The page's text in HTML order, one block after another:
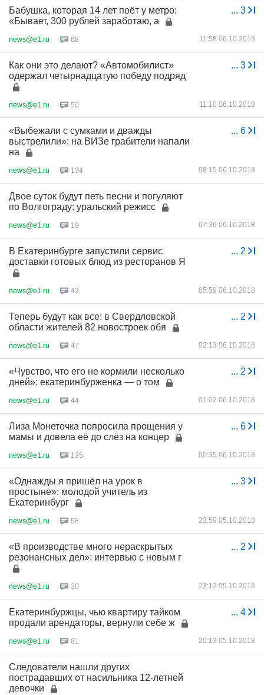
... 3
Бабушка, которая 14 лет поёт у метро:
«Бывает, 300 рублей заработаю, а
news@e1.ru 68 11:58 06.10.2018
... 3
Как они это делают? «Автомобилист»
одержал четырнадцатую победу подряд
news@e1.ru 50 11:10 06.10.2018
... 6
«Выбежали с сумками и дважды
выстрелили»: на ВИЗе грабители напали
на
news@e1.ru 134 08:15 06.10.2018
Двое суток будут петь песни и погуляют
по Волгограду: уральский режисс
news@e1.ru 19 07:36 06.10.2018
... 2
В Екатеринбурге запустили сервис
доставки готовых блюд из ресторанов Я
news@e1.ru 42 05:59 06.10.2018
... 2
Теперь будут как все: в Свердловской
области жителей 82 новостроек обя
news@e1.ru 47 02:13 06.10.2018
... 2
«Чувство, что его не кормили несколько
дней»: екатеринбурженка — о том
news@e1.ru 44 01:02 06.10.2018
... 6
Лиза Монеточка попросила прощения у
мамы и довела её до слёз на концер
news@e1.ru 135 00:35 06.10.2018
... 3
«Однажды я пришёл на урок в
простыне»: молодой учитель из
Екатеринбург
news@e1.ru 58 23:59 05.10.2018
... 2
«В производстве много нераскрытых
резонансных дел»: интервью с новым г
news@e1.ru 30 23:12 05.10.2018
... 4
Екатеринбуржцы, чью квартиру тайком
продали арендаторы, вернули себе ж
news@e1.ru 81 20:13 05.10.2018
Следователи нашли других
пострадавших от насильника 12-летней
девочки